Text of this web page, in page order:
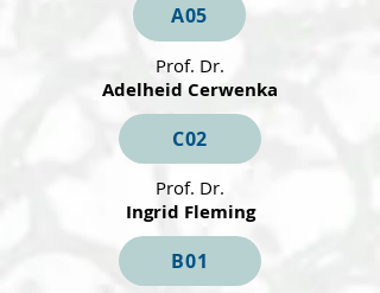
A05
Prof. Dr.
Adelheid Cerwenka
C02
Prof. Dr.
Ingrid Fleming
B01